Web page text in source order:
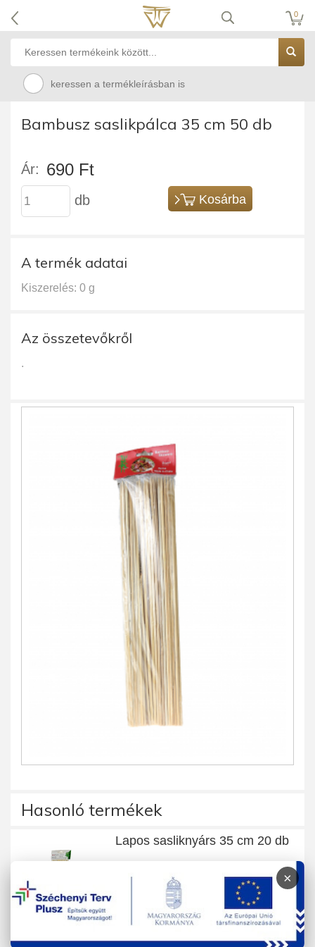
0
keressen a termékleírásban is
Bambusz saslikpálca 35 cm 50 db
Ár: 690 Ft
db Kosárba
A termék adatai
Kiszerelés: 0 g
Az összetevőkről
.
Hasonló termékek
Lapos sasliknyárs 35 cm 20 db
790 Ft
×